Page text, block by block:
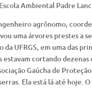
Ambiental Padre
agrônomo,
uma árvores prestes a
UFRGS, em uma das
cortando
Gaúcha de
Ela está lá até hoje.